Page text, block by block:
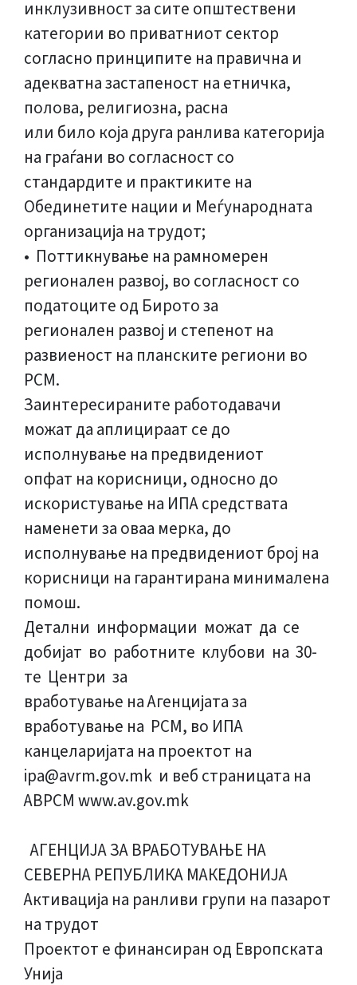
инклузивност за сите општествени
категории во приватниот сектор
согласно принципите на правична и
адекватна застапеност на етничка,
полова, религиозна, расна
или било која друга ранлива категорија
на граѓани во согласност со
стандардите и практиките на
Обединетите нации и Меѓународната
организација на трудот;
• Поттикнување на рамномерен
регионален развој, во согласност со
податоците од Бирото за
регионален развој и степенот на
развиеност на планските региони во
РСМ.
Заинтересираните работодавачи
можат да аплицираат се до
исполнување на предвидениот
опфат на корисници, односно до
искористување на ИПА средствата
наменети за оваа мерка, до
исполнување на предвидениот број на
корисници на гарантирана минималена
помош.
Детални информации можат да се
добијат во работните клубови на 30-
те Центри за
вработување на Агенцијата за
вработување на РСМ, во ИПА
канцеларијата на проектот на
ipa@avrm.gov.mk и веб страницата на
АВРСМ www.av.gov.mk
АГЕНЦИЈА ЗА ВРАБОТУВАЊЕ НА
СЕВЕРНА РЕПУБЛИКА МАКЕДОНИЈА
Активација на ранливи групи на пазарот
на трудот
Проектот е финансиран од Европската
Унија